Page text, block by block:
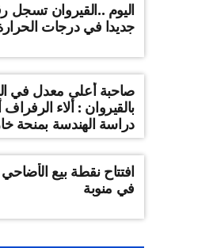
اليوم ..القيروان تسجل
جديدا في درجات
صاحبة أعلى معدل
بالقيروان : ألاء
دراسة الهندسة بمنحة
افتتاح نقطة بيع الأضاحي
في منوبة